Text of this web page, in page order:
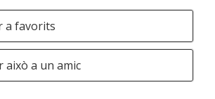
a favorits
això a un amic